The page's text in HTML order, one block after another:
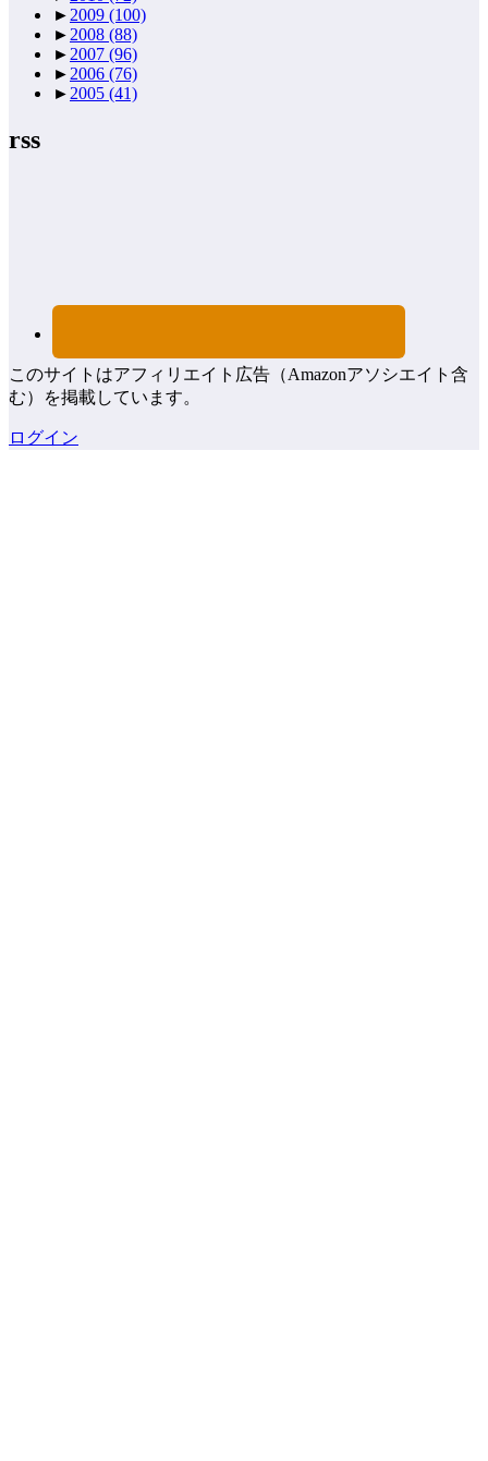
► 2009 (100)
► 2008 (88)
► 2007 (96)
► 2006 (76)
► 2005 (41)
rss
このサイトはアフィリエイト広告（Amazonアソシエイト含
む）を掲載しています。
ログイン